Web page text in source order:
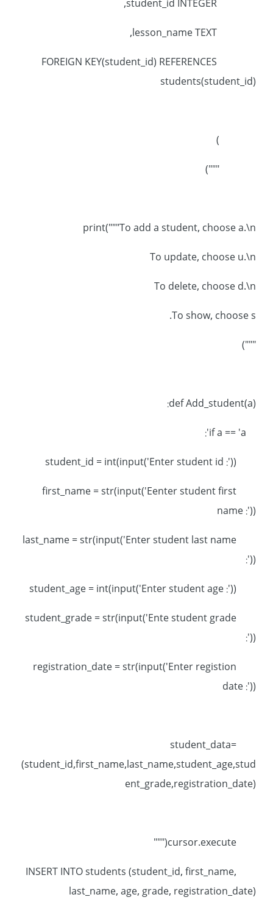
FOREIGN KEY(student_id) REFERENCES
students(student_id)
""")
print("""To add a student, choose a.\n
To update, choose u.\n
To delete, choose d.\n
To show, choose s.
""")
def Add_student(a):
first_name = str(input('Eenter student first
name :'))
last_name = str(input('Enter student last name
:'))
student_grade = str(input('Ente student grade
:'))
registration_date = str(input('Enter registion
date :'))
student_data=
(student_id,first_name,last_name,student_age,stud
ent_grade,registration_date)
INSERT INTO students (student_id, first_name,
last_name, age, grade, registration_date)